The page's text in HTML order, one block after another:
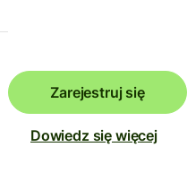
Zarejestruj się
Dowiedz się więcej